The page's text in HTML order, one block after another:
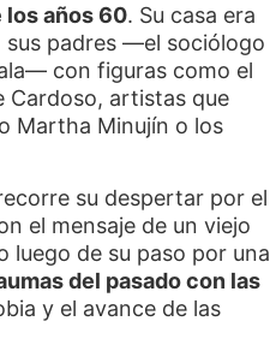
los años 60. Su casa era
padres —el sociólogo
con figuras como el
Cardoso, artistas que
Martha Minujín o los
su despertar por el
el mensaje de un viejo
luego de su paso por una
del pasado con las
y el avance de las